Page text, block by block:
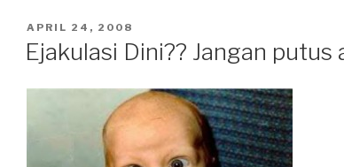
POSTED
APRIL 24, 2008
Ejakulasi Dini?? Jangan putus